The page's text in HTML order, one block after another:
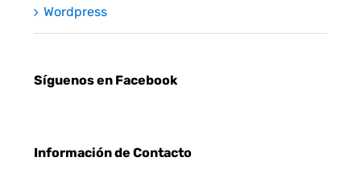
Wordpress
Síguenos en Facebook
Información de Contacto